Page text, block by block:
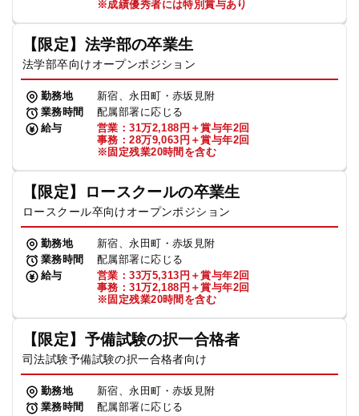
※成績優秀者には特別賞与あり
【限定】法学部の卒業生
法学部卒向けオープンポジション
勤務地
新宿、永田町・赤坂見附
業務時間
配属部署に応じる
給与
営業：31万2,188円＋賞与年2回
事務：28万9,063円＋賞与年2回
※固定残業20時間を含む
【限定】ロースクールの卒業生
ロースクール卒向けオープンポジション
勤務地
新宿、永田町・赤坂見附
業務時間
配属部署に応じる
給与
営業：33万5,313円＋賞与年2回
事務：31万2,188円＋賞与年2回
※固定残業20時間を含む
【限定】予備試験の択一合格者
司法試験予備試験の択一合格者向け
勤務地
新宿、永田町・赤坂見附
業務時間
配属部署に応じる